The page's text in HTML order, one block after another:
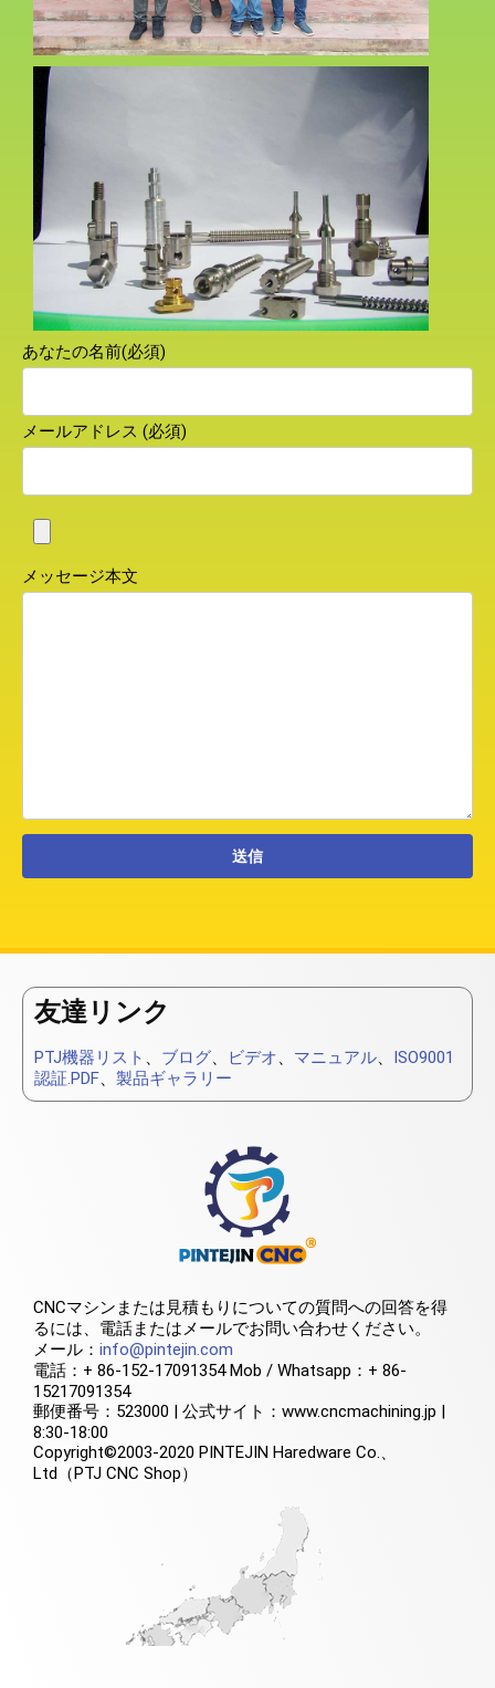
あなたの名前(必須)
メールアドレス (必須)
メッセージ本文
友達リンク
PTJ機器リスト 、 ブログ、 ビデオ、 マニュアル、 ISO9001
認証.PDF、 製品ギャラリー
CNCマシンまたは見積もりについての質問への回答を得
るには、電話またはメールでお問い合わせください。
メール： info@pintejin.com
電話：+ 86-152-17091354 Mob / Whatsapp：+ 86-
15217091354
郵便番号：523000 | 公式サイト：www.cncmachining.jp |
8:30-18:00
Copyright©2003-2020 PINTEJIN Haredware Co.、
Ltd（PTJ CNC Shop）